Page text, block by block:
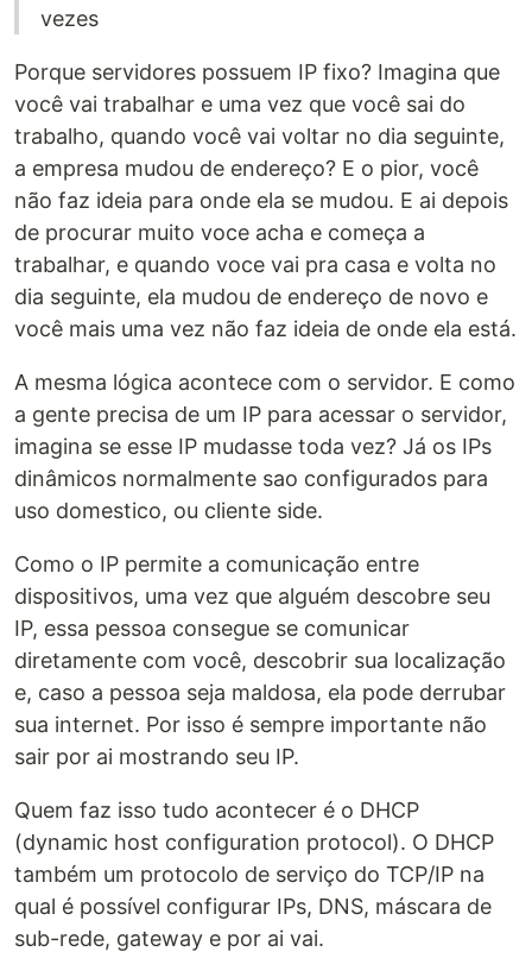
vezes
Porque servidores possuem IP fixo? Imagina que
você vai trabalhar e uma vez que você sai do
trabalho, quando você vai voltar no dia seguinte,
a empresa mudou de endereço? E o pior, você
não faz ideia para onde ela se mudou. E ai depois
de procurar muito voce acha e começa a
trabalhar, e quando voce vai pra casa e volta no
dia seguinte, ela mudou de endereço de novo e
você mais uma vez não faz ideia de onde ela está.
A mesma lógica acontece com o servidor. E como
a gente precisa de um IP para acessar o servidor,
imagina se esse IP mudasse toda vez? Já os IPs
dinâmicos normalmente sao configurados para
uso domestico, ou cliente side.
Como o IP permite a comunicação entre
dispositivos, uma vez que alguém descobre seu
IP, essa pessoa consegue se comunicar
diretamente com você, descobrir sua localização
e, caso a pessoa seja maldosa, ela pode derrubar
sua internet. Por isso é sempre importante não
sair por ai mostrando seu IP.
Quem faz isso tudo acontecer é o DHCP
(dynamic host configuration protocol). O DHCP
também um protocolo de serviço do TCP/IP na
qual é possível configurar IPs, DNS, máscara de
sub-rede, gateway e por ai vai.